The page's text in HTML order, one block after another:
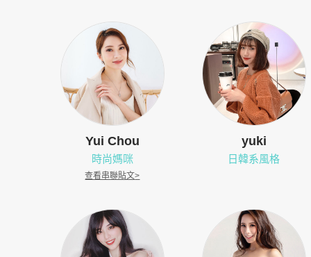
Yui Chou
時尚媽咪
查看串聯貼文>
yuki
日韓系風格